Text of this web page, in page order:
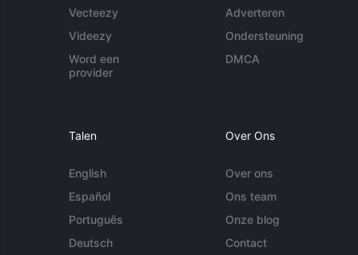
Vecteezy
Videezy
Word een
provider
Adverteren
Ondersteuning
DMCA
Talen
English
Español
Português
Deutsch
Over Ons
Over ons
Ons team
Onze blog
Contact